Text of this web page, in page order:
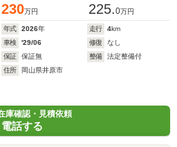
230万円 225.0万円
年式 2026年 走行 4km
車検
'29/06 修復
なし
保証
保証無 整備
法定整備付
住所
岡山県井原市
庫確認・見積依頼
電話する